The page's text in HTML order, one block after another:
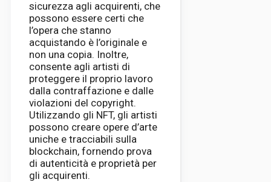
sicurezza agli acquirenti, che
possono essere certi che
l’opera che stanno
acquistando è l’originale e
non una copia. Inoltre,
consente agli artisti di
proteggere il proprio lavoro
dalla contraffazione e dalle
violazioni del copyright.
Utilizzando gli NFT, gli artisti
possono creare opere d’arte
uniche e tracciabili sulla
blockchain, fornendo prova
di autenticità e proprietà per
gli acquirenti.